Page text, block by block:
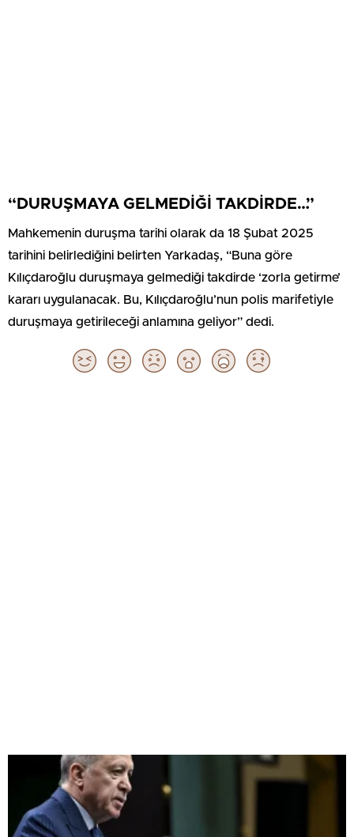
“DURUŞMAYA GELMEDİĞİ TAKDİRDE…”
Mahkemenin duruşma tarihi olarak da 18 Şubat 2025
tarihini belirlediğini belirten Yarkadaş, “Buna göre
Kılıçdaroğlu duruşmaya gelmediği takdirde ‘zorla getirme’
kararı uygulanacak. Bu, Kılıçdaroğlu’nun polis marifetiyle
duruşmaya getirileceği anlamına geliyor” dedi.